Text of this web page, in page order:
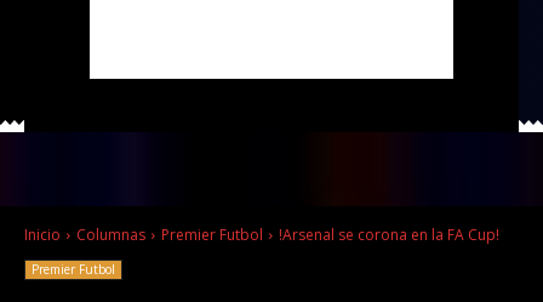
Inicio Columnas Premier Futbol !Arsenal se corona en la FA Cup!
Premier Futbol